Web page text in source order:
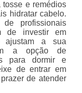
tosse e remédios
hidratar cabelo.
profissionais
de investir em
ajustam a sua
a opção de
para dormir e
de entrar em
de atender